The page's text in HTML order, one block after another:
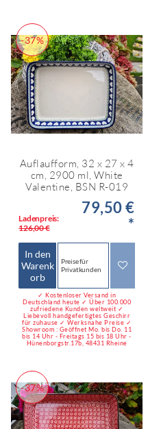
-37%
Auflaufform, 32 x 27 x 4
cm, 2900 ml, White
Valentine, BSN R-019
Ladenpreis:
126,00 €
79,50 €
*
In den
Warenk
orb
Preise für
Privatkunden
✓ Kostenloser Versand in
Deutschland heute ✓ Über 100.000
zufriedene Kunden weltweit ✓
Liebevoll handgefertigtes Geschirr
für zuhause ✓ Werksnahe Preise ✓
Showroom : Geöffnet Mo. bis Do. 11
bis 14 Uhr - Freitags 15 bis 18 Uhr -
Hünenborgstr.17b, 48431 Rheine
-37%